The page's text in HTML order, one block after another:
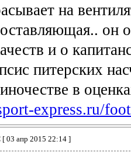
на
он
и о
питерских
в
express.ru/
[ 03 апр 2015 22:14 ]